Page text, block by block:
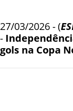
27/03/2026 - (
-
gols na Copa